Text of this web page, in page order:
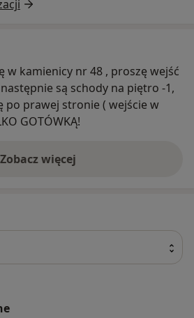
w kamienicy nr 48 , proszę wejść
są schody na piętro -1,
po prawej stronie ( wejście w
GOTÓWKĄ!
Zobacz więcej